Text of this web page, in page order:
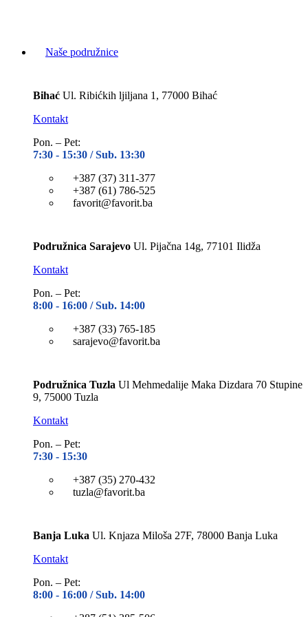
Naše podružnice
Bihać Ul. Ribićkih ljiljana 1, 77000 Bihać
Kontakt
Pon. – Pet:
7:30 - 15:30 / Sub. 13:30
+387 (37) 311-377
+387 (61) 786-525
favorit@favorit.ba
Podružnica Sarajevo Ul. Pijačna 14g, 77101 Ilidža
Kontakt
Pon. – Pet:
8:00 - 16:00 / Sub. 14:00
+387 (33) 765-185
sarajevo@favorit.ba
Podružnica Tuzla Ul Mehmedalije Maka Dizdara 70 Stupine
9, 75000 Tuzla
Kontakt
Pon. – Pet:
7:30 - 15:30
+387 (35) 270-432
tuzla@favorit.ba
Banja Luka Ul. Knjaza Miloša 27F, 78000 Banja Luka
Kontakt
Pon. – Pet:
8:00 - 16:00 / Sub. 14:00